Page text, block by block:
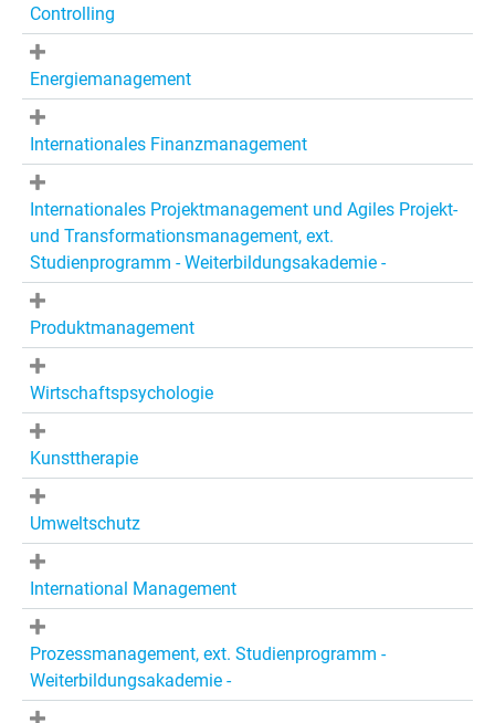
Controlling
Energiemanagement
Internationales Finanzmanagement
Internationales Projektmanagement und Agiles Projekt-
und Transformationsmanagement, ext.
Studienprogramm - Weiterbildungsakademie -
Produktmanagement
Wirtschaftspsychologie
Kunsttherapie
Umweltschutz
International Management
Prozessmanagement, ext. Studienprogramm -
Weiterbildungsakademie -